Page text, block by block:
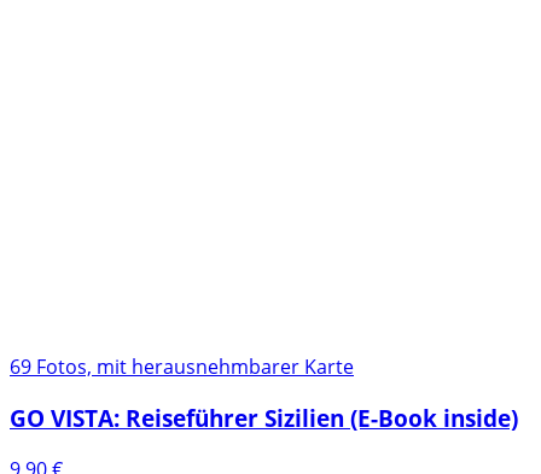
69 Fotos, mit herausnehmbarer Karte
GO VISTA: Reiseführer Sizilien (E-Book inside)